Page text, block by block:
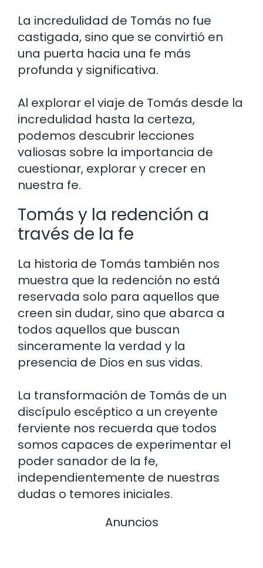
La incredulidad de Tomás no fue
castigada, sino que se convirtió en
una puerta hacia una fe más
profunda y significativa.
Al explorar el viaje de Tomás desde la
incredulidad hasta la certeza,
podemos descubrir lecciones
valiosas sobre la importancia de
cuestionar, explorar y crecer en
nuestra fe.
Tomás y la redención a
través de la fe
La historia de Tomás también nos
muestra que la redención no está
reservada solo para aquellos que
creen sin dudar, sino que abarca a
todos aquellos que buscan
sinceramente la verdad y la
presencia de Dios en sus vidas.
La transformación de Tomás de un
discípulo escéptico a un creyente
ferviente nos recuerda que todos
somos capaces de experimentar el
poder sanador de la fe,
independientemente de nuestras
dudas o temores iniciales.
Anuncios